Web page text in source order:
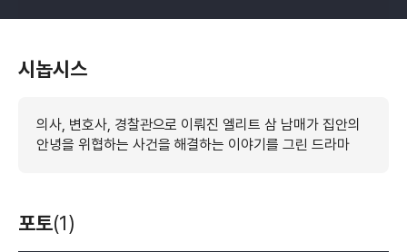
시놉시스
의사, 변호사, 경찰관으로 이뤄진 엘리트 삼 남매가 집안의
안녕을 위협하는 사건을 해결하는 이야기를 그린 드라마
포토(1)